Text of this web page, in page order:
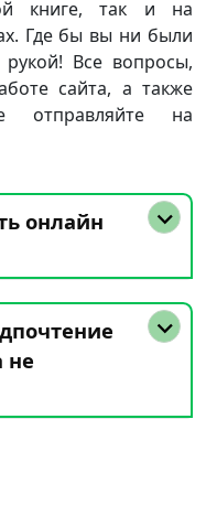
книге, так и на
Где бы вы ни были
Все вопросы,
сайта, а также
отправляйте на
онлайн
не